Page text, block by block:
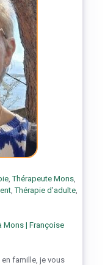
Mons | Françoise
,Thérapeute Mons,
,Thérapie d’adulte,
famille, je vous